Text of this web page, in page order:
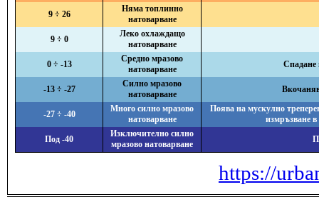
9 ÷ 26
Няма топлинно
натоварване
9 ÷ 0
Леко охлаждащо
натоварване
0 ÷ -13
Средно мразово
натоварване
Спадане
-13 ÷ -27
Силно мразово
натоварване
-27 ÷ -40
Много силно мразово
натоварване
Поява на мускулно
измръзване
Под -40
Изключително силно
мразово натоварване
https://